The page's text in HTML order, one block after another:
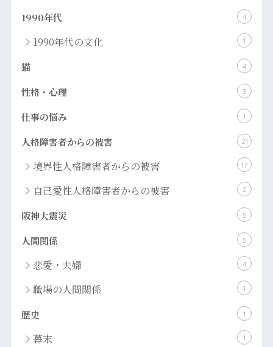
1990年代 4
1990年代の文化 1
猫 4
性格・心理 3
仕事の悩み 1
人格障害者からの被害 21
境界性人格障害者からの被害 17
自己愛性人格障害者からの被害 2
阪神大震災 5
人間関係 5
恋愛・夫婦 4
職場の人間関係 1
歴史 1
幕末 1